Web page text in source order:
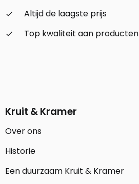
check_small
Altijd de laagste prijs
check_small
Top kwaliteit aan producten
Kruit & Kramer
Over ons
Historie
Een duurzaam Kruit & Kramer